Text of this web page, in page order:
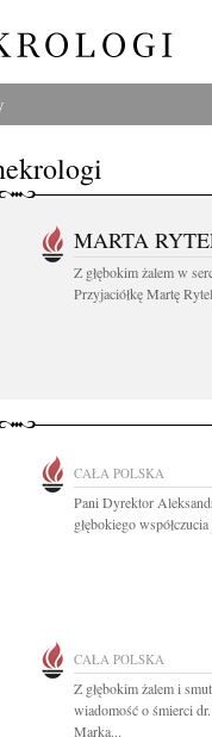
MARTA
Z głębokim żalem w
Przyjaciółkę Martę
CAŁA POLSKA
Pani Dyrektor
głębokiego
CAŁA POLSKA
Z głębokim żalem i
wiadomość o śmierci
Marka...